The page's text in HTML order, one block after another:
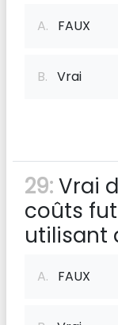
A. FAUX
B. Vrai
29:Vrai
coûts
utilisant
A. FAUX